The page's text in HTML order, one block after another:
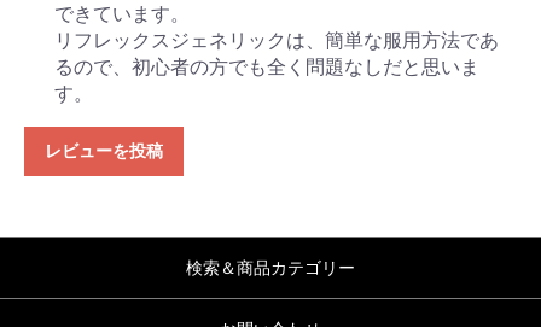
できています。
リフレックスジェネリックは、簡単な服用方法であ
るので、初心者の方でも全く問題なしだと思いま
す。
レビューを投稿
検索＆商品カテゴリー